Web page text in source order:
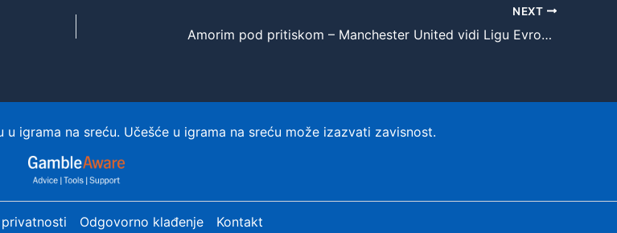
NEXT
Amorim pod pritiskom – Manchester United vidi Ligu Evrope kao poslednju šansu za spas sezone
igrama na sreću. Učešće u igrama na sreću može izazvati zavisnost.
Odgovorno klađenje Kontakt